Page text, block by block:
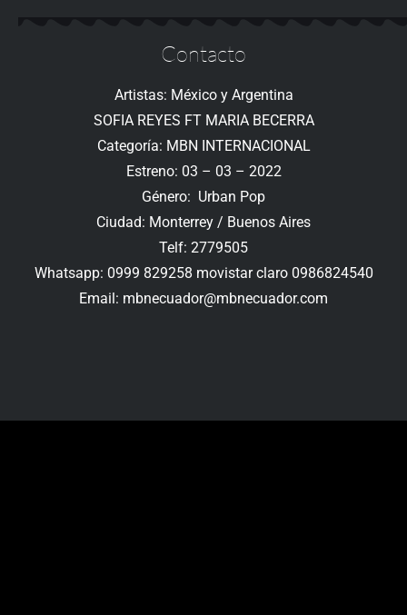
Contacto
Artistas: México y Argentina
SOFIA REYES FT MARIA BECERRA
Categoría: MBN INTERNACIONAL
Estreno: 03 – 03 – 2022
Género: Urban Pop
Ciudad: Monterrey / Buenos Aires
Telf: 2779505
Whatsapp: 0999 829258 movistar claro 0986824540
Email: mbnecuador@mbnecuador.com